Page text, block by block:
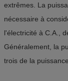
extrêmes. La
nécessaire à
l'électricité à C.A.,
Généralement, la
trois de la